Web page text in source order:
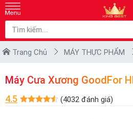
Trang Chủ MÁY THỰC PHẨM
Máy Cưa Xương GoodFor
4.5 (4032 đánh giá)